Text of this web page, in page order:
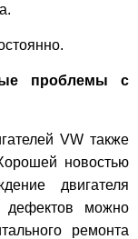
проблемы с
VW также
новостью
двигателя
дефектов можно
ремонта